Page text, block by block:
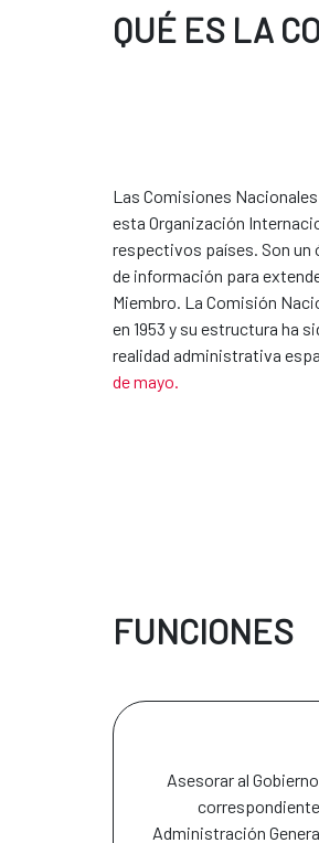
QUÉ ES LA
Las Comisiones
esta Organización
respectivos países. Son un
de información para
Miembro. La Comisión
en 1953 y su estructura ha
realidad administrativa
de mayo.
FUNCIONES
Asesorar al
Administración